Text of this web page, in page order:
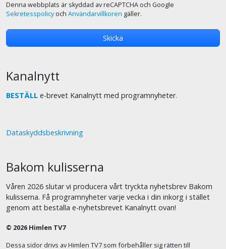
Denna webbplats är skyddad av reCAPTCHA och Google
Sekretesspolicyoch Användarvillkoren gäller.
Kanalnytt
BESTÄLL e-brevet Kanalnytt med programnyheter.
Dataskyddsbeskrivning
Bakom kulisserna
Våren 2026 slutar vi producera vårt tryckta nyhetsbrev Bakom
kulisserna. Få programnyheter varje vecka i din inkorg i stället
genom att beställa e-nyhetsbrevet Kanalnytt ovan!
© 2026 Himlen TV7
Dessa sidor drivs av Himlen TV7 som förbehåller sig rätten till